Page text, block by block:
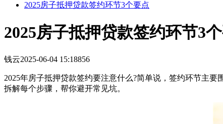
2025房子抵押贷款签约环节3个要点
2025房子抵押贷款签约环节3
钱云2025-06-04 15:18856
2025年房子抵押贷款签约要注意什么?简单说，签约环节主
拆解每个步骤，帮你避开常见坑。